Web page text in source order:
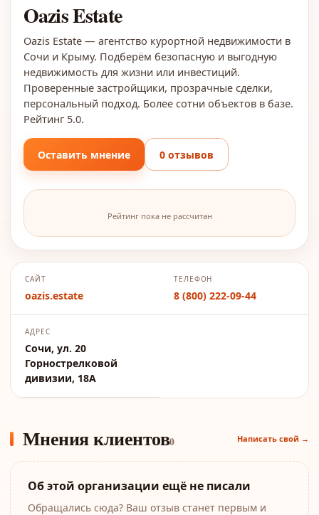
Oazis Estate
Oazis Estate — агентство курортной недвижимости в
Сочи и Крыму. Подберём безопасную и выгодную
недвижимость для жизни или инвестиций.
Проверенные застройщики, прозрачные сделки,
персональный подход. Более сотни объектов в базе.
Рейтинг 5.0.
Оставить мнение 0 отзывов
Рейтинг пока не рассчитан
САЙТ
oazis.estate
ТЕЛЕФОН
8 (800) 222-09-44
АДРЕС
Сочи, ул. 20
Горнострелковой
дивизии, 18А
Мнения клиентов0 Написать свой →
Об этой организации ещё не писали
Обращались сюда? Ваш отзыв станет первым и